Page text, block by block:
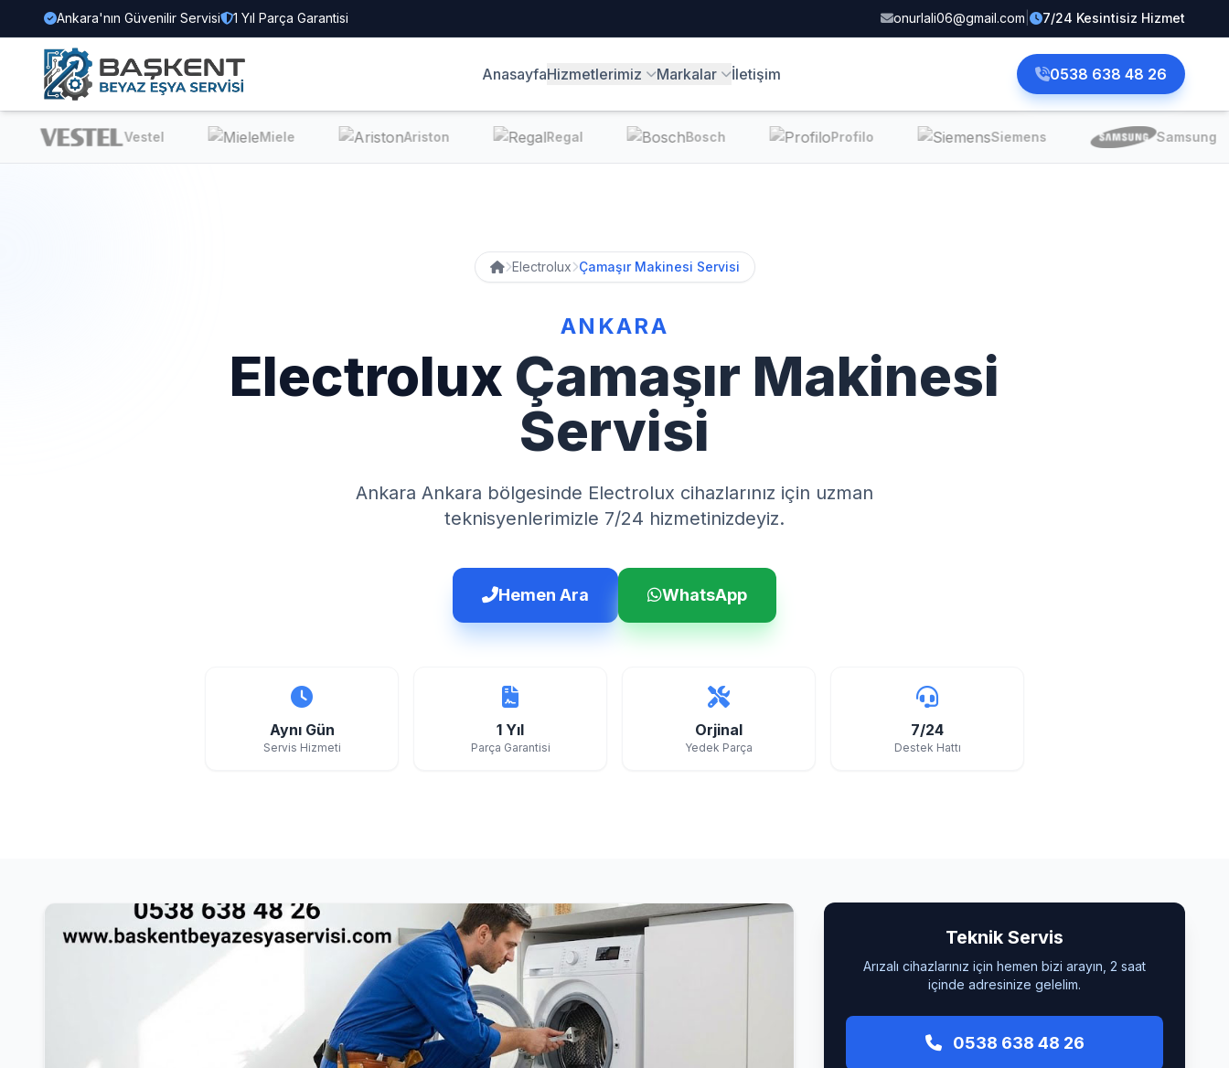
Ankara'nın Güvenilir Servisi 1 Yıl Parça Garantisi onurlali06@gmail.com 7/24 Kesintisiz Hizmet
AnasayfaHizmetlerimiz Markalar İletişim 0538 638 48 26
Vestel Miele Ariston Regal Bosch Profilo Siemens Samsung
Electrolux Çamaşır Makinesi Servisi
ANKARA
Electrolux Çamaşır Makinesi
Servisi
Ankara Ankara bölgesinde Electrolux cihazlarınız için uzman
teknisyenlerimizle 7/24 hizmetinizdeyiz.
Hemen Ara WhatsApp
Aynı Gün
Servis Hizmeti
1 Yıl
Parça Garantisi
Orjinal
Yedek Parça
7/24
Destek Hattı
Teknik Servis
Arızalı cihazlarınız için hemen bizi arayın, 2 saat
içinde adresinize gelelim.
0538 638 48 26